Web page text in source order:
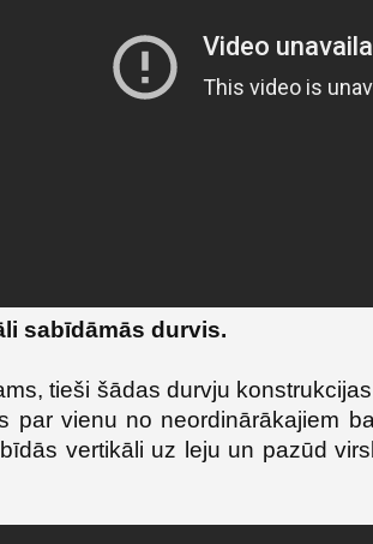
sabīdāmās durvis.
tieši šādas durvju
par vienu no neordinārākajiem
vertikāli uz leju un pazūd